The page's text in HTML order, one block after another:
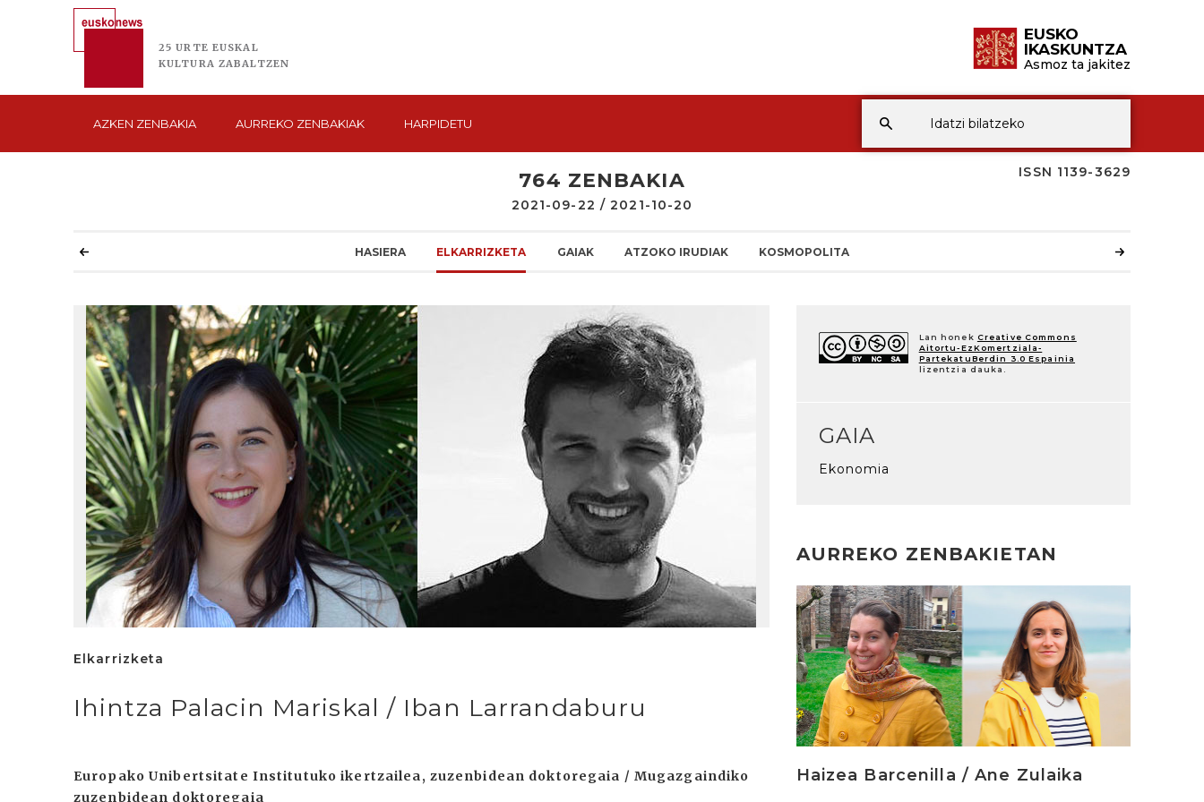
25 URTE EUSKAL
KULTURA ZABALTZEN
EUSKO
IKASKUNTZA
Asmoz ta jakitez
AZKEN ZENBAKIA AURREKO ZENBAKIAK HARPIDETU
ISSN 1139-3629
764 ZENBAKIA
2021-09-22 / 2021-10-20
HASIERA ELKARRIZKETA GAIAK ATZOKO IRUDIAK KOSMOPOLITA
Elkarrizketa
Ihintza Palacin Mariskal / Iban Larrandaburu
Europako Unibertsitate Institutuko ikertzailea, zuzenbidean doktoregaia / Mugazgaindiko
zuzenbidean doktoregaia
Lan honek Creative Commons
Aitortu-EzKomertziala-
PartekatuBerdin 3.0 Espainia
lizentzia dauka.
GAIA
Ekonomia
AURREKO ZENBAKIETAN
Haizea Barcenilla / Ane Zulaika
Irakurri